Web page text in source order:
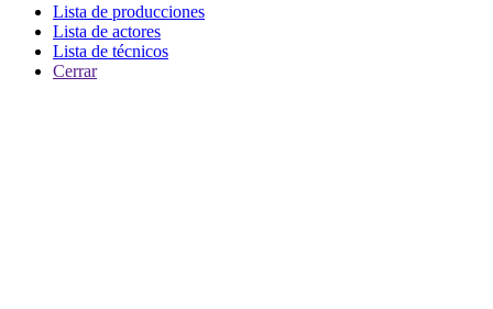
Lista de producciones
Lista de actores
Lista de técnicos
Cerrar